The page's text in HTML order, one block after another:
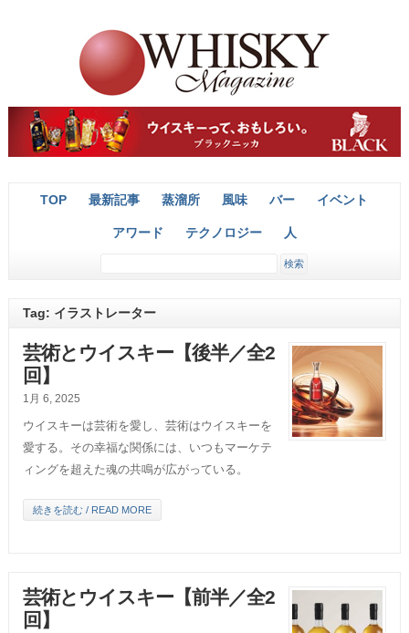
TOP 最新記事 蒸溜所 風味 バー イベント
アワード テクノロジー 人
Tag: イラストレーター
芸術とウイスキー【後半／全2
回】
1月 6, 2025
ウイスキーは芸術を愛し、芸術はウイスキーを
愛する。その幸福な関係には、いつもマーケテ
ィングを超えた魂の共鳴が広がっている。
続きを読む / READ MORE
芸術とウイスキー【前半／全2
回】